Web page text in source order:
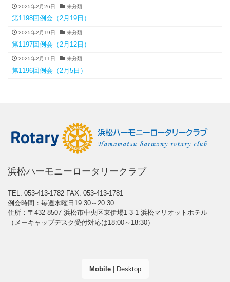
2025年2月26日 未分類
第1198回例会（2月19日）
2025年2月19日 未分類
第1197回例会（2月12日）
2025年2月11日 未分類
第1196回例会（2月5日）
浜松ハーモニーロータリークラブ
TEL: 053-413-1782 FAX: 053-413-1781
例会時間：毎週水曜日19:30～20:30
住所：〒432-8507 浜松市中央区東伊場1-3-1 浜松マリオットホテル
（メーキャップデスク受付対応は18:00～18:30）
Mobile| Desktop